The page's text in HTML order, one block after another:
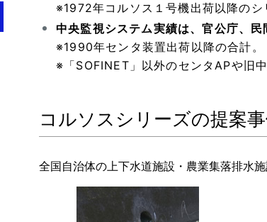
※1972年コルソス１号機出荷以降のシ
中央監視システム実績は、官公庁、
※1990年センタ装置出荷以降の合計。
※「SOFINET」以外のセンタAPや旧
コルソスシリーズの提案
全国自治体の上下水道施設・農業集落排水